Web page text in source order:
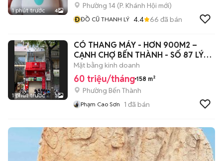
1 phút trước 4
Phường 14 (P. Khánh Hội mới)
ĐĐỒ CŨ THANH LÝ 4.4 66 đã bán
1 phút trước 3
CÓ THANG MÁY - HƠN 900M2 –
CẠNH CHỢ BẾN THÀNH - SỐ 87 LÝ
TỰ TRỌNG, Q1
Mặt bằng kinh doanh
60 triệu/tháng 158 m²
Phường Bến Thành
Phạm Cao Sơn 1 đã bán